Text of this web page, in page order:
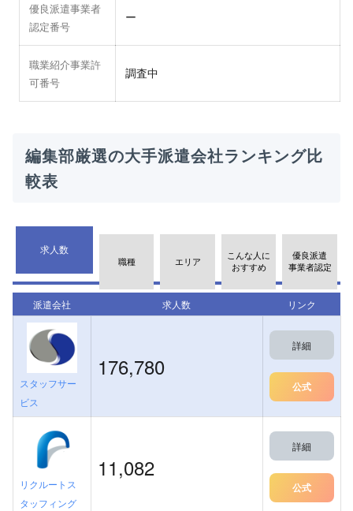
優良派遣事業者
認定番号
ー
職業紹介事業許
可番号
調査中
編集部厳選の大手派遣会社ランキング比
較表
求人数
職種 エリア
こんな人に
おすすめ
優良派遣
事業者認定
派遣会社 求人数 リンク
スタッフサー
ビス
176,780
詳細
公式
リクルートス
タッフィング
11,082
詳細
公式